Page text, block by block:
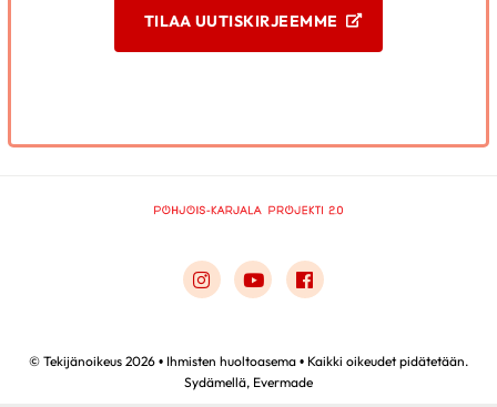
TILAA UUTISKIRJEEMME
Link to instagram
Link to youtube
Link to facebook
© Tekijänoikeus 2026 • Ihmisten huoltoasema • Kaikki oikeudet pidätetään.
Sydämellä, Evermade